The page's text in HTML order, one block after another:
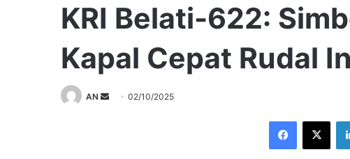
KRI Belati-622:
Kapal Cepat Rudal
AN
Send02/10/2025
Facebook
X